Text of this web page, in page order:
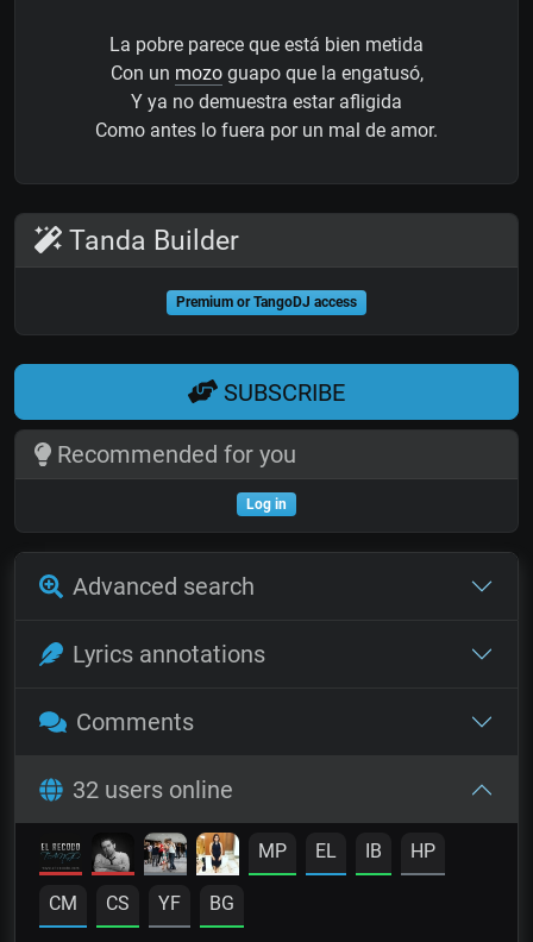
La pobre parece que está bien metida
Con un mozoguapo que la engatusó,
Y ya no demuestra estar afligida
Como antes lo fuera por un mal de amor.
Tanda Builder
Premium or TangoDJ access
SUBSCRIBE
Recommended for you
Log in
Advanced search
Lyrics annotations
Comments
32 users online
MP EL IB HP
CM CS YF BG